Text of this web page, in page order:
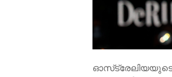
ഓസ്‌ട്രേലിയയുടെ